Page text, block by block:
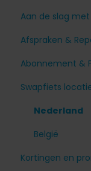
Aan de slag
Aanmelden
Mijn fiets
Onze
Voor je fiets
Afspraken &
Problemen
Ik heb een
Andere vragen
Abonnement &
Toeslagen
Mijn
Mijn account
Mijn
Swapfiets
Nederland
België
Kortingen en